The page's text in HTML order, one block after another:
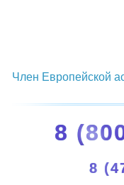
Член Европейской
8
8